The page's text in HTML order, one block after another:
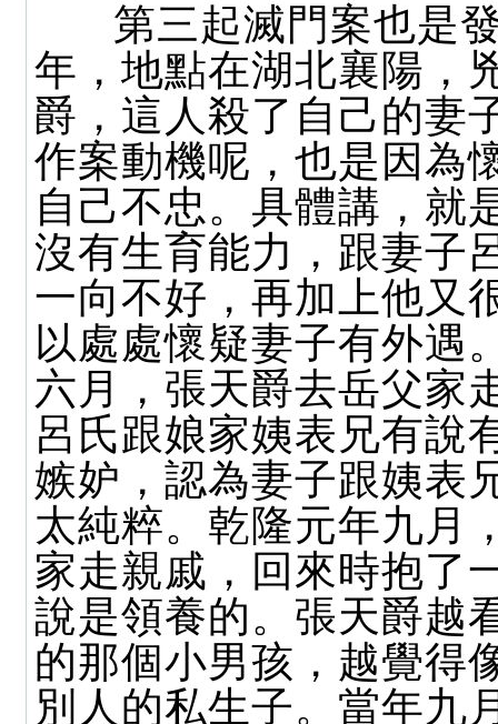
第三起滅門案也是
年，地點在湖北襄陽，
爵，這人殺了自己的妻
作案動機呢，也是因為
自己不忠。具體講，就
沒有生育能力，跟妻子
一向不好，再加上他又
以處處懷疑妻子有外遇
六月，張天爵去岳父家
呂氏跟娘家姨表兄有說
嫉妒，認為妻子跟姨表
太純粹。乾隆元年九月
家走親戚，回來時抱了
說是領養的。張天爵越
的那個小男孩，越覺得
別人的私生子。當年九